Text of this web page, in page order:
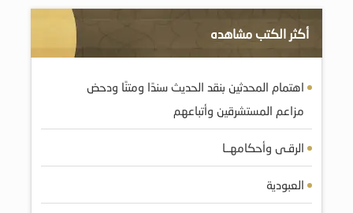
أكثر الكتب مشاهده
اهتمام المحدثين بنقد الحديث سندًا ومتنًا ودحض
مزاعم المستشرقين وأتباعهم
الرقـى وأحكامهــا
العبودية